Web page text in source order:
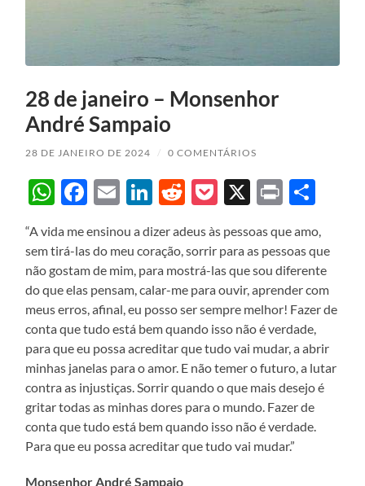
28 de janeiro – Monsenhor
André Sampaio
28 DE JANEIRO DE 2024 / 0 COMENTÁRIOS
WhatsApp
Facebook
EmailLinkedIn
Reddit
Pocket
X Print
“A vida me ensinou a dizer adeus às pessoas que amo,
sem tirá-las do meu coração, sorrir para as pessoas que
não gostam de mim, para mostrá-las que sou diferente
do que elas pensam, calar-me para ouvir, aprender com
meus erros, afinal, eu posso ser sempre melhor! Fazer de
conta que tudo está bem quando isso não é verdade,
para que eu possa acreditar que tudo vai mudar, a abrir
minhas janelas para o amor. E não temer o futuro, a lutar
contra as injustiças. Sorrir quando o que mais desejo é
gritar todas as minhas dores para o mundo. Fazer de
conta que tudo está bem quando isso não é verdade.
Para que eu possa acreditar que tudo vai mudar.”
Monsenhor André Sampaio